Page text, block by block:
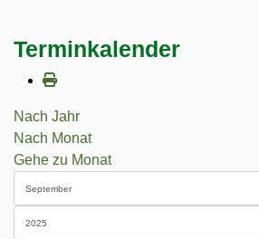
Terminkalender
Nach Jahr
Nach Monat
Gehe zu Monat